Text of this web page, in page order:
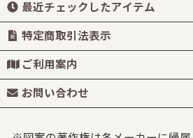
最近チェックしたアイテム
特定商取引法表示
ご利用案内
お問い合わせ